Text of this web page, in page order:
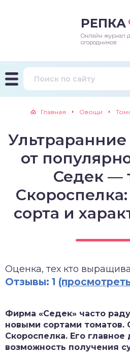
РЕПКА
Онлайн журнал
огородников
Главная Овощи
от
Седек —
сорта и
Оценка, тех кто
Отзывы: 1
Фирма «Седек» часто
новыми сортами томатов.
Скороспелка. Его главное
возможность получения
и подкормки